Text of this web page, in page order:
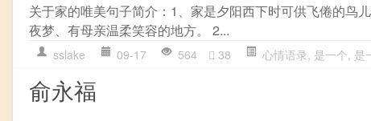
关于家的唯美句子简介：1、家是夕阳西下时可供飞倦的鸟
夜梦、有母亲温柔笑容的地方。 2...
sslake 09-17 564 38 心情语录, 是一个, 是
俞永福